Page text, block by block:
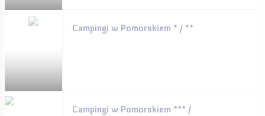
Campingi w Pomorskiem * / **
Campingi w Pomorskiem *** /